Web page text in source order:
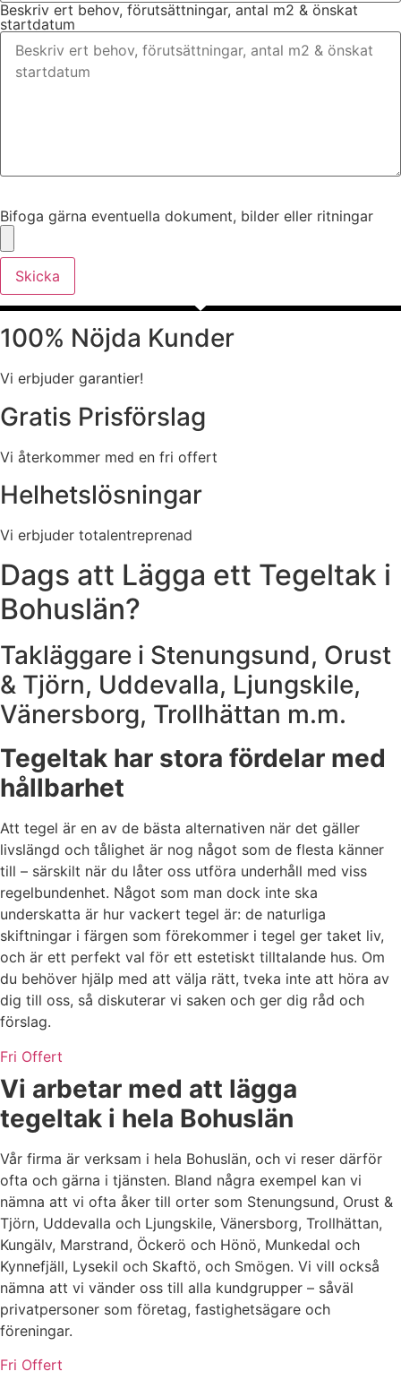
Beskriv ert behov, förutsättningar, antal m2 & önskat
startdatum
Bifoga gärna eventuella dokument, bilder eller ritningar
Skicka
100% Nöjda Kunder
Vi erbjuder garantier!
Gratis Prisförslag
Vi återkommer med en fri offert
Helhetslösningar
Vi erbjuder totalentreprenad
Dags att Lägga ett Tegeltak i
Bohuslän?
Takläggare i Stenungsund, Orust
& Tjörn, Uddevalla, Ljungskile,
Vänersborg, Trollhättan m.m.
Tegeltak har stora fördelar med
hållbarhet
Att tegel är en av de bästa alternativen när det gäller
livslängd och tålighet är nog något som de flesta känner
till – särskilt när du låter oss utföra underhåll med viss
regelbundenhet. Något som man dock inte ska
underskatta är hur vackert tegel är: de naturliga
skiftningar i färgen som förekommer i tegel ger taket liv,
och är ett perfekt val för ett estetiskt tilltalande hus. Om
du behöver hjälp med att välja rätt, tveka inte att höra av
dig till oss, så diskuterar vi saken och ger dig råd och
förslag.
Fri Offert
Vi arbetar med att lägga
tegeltak i hela Bohuslän
Vår firma är verksam i hela Bohuslän, och vi reser därför
ofta och gärna i tjänsten. Bland några exempel kan vi
nämna att vi ofta åker till orter som Stenungsund, Orust &
Tjörn, Uddevalla och Ljungskile, Vänersborg, Trollhättan,
Kungälv, Marstrand, Öckerö och Hönö, Munkedal och
Kynnefjäll, Lysekil och Skaftö, och Smögen. Vi vill också
nämna att vi vänder oss till alla kundgrupper – såväl
privatpersoner som företag, fastighetsägare och
föreningar.
Fri Offert